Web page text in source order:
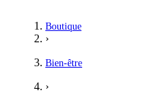
Boutique
›
Bien-être
›